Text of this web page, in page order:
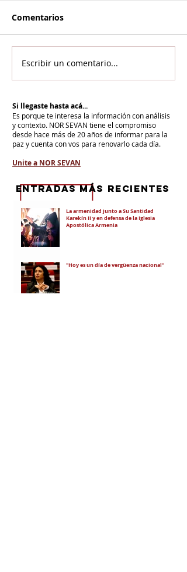
Comentarios
Escribir un comentario...
Si llegaste hasta acá...
Es porque te interesa la información con análisis
y contexto. NOR SEVAN tiene el compromiso
desde hace más de 20 años de informar para la
paz y cuenta con vos para renovarlo cada día.
Unite a NOR SEVAN
La armenidad junto a Su Santidad
Karekín II y en defensa de la Iglesia
Apostólica Armenia
"Hoy es un día de vergüenza nacional"
eNTRADAS MÁS RECIENTES